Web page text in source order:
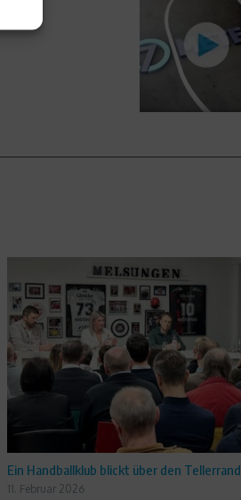
Ein Handballklub blickt über den Tellerrand
11. Februar 2026